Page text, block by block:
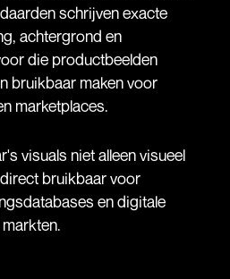
schrijven exacte
achtergrond en
die productbeelden
bruikbaar maken voor
marketplaces.
visuals niet alleen visueel
bruikbaar voor
en digitale